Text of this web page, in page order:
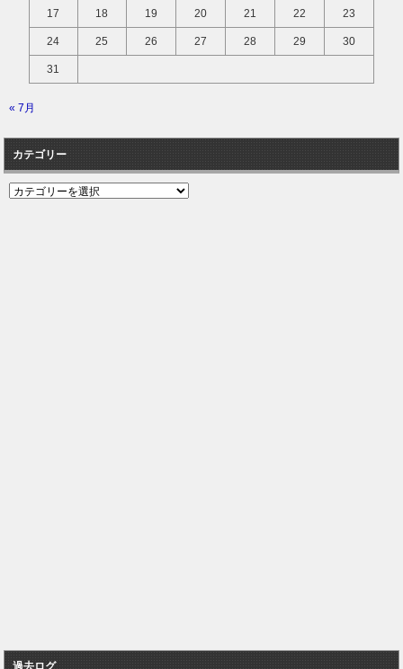
17 18 19 20 21 22 23
24 25 26 27 28 29 30
31
« 7月
カテゴリー
カ
過去ログ